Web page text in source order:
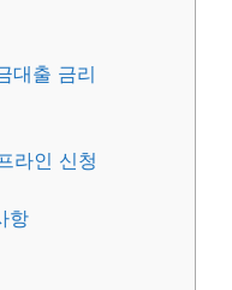
대출 금리
라인 신청
항